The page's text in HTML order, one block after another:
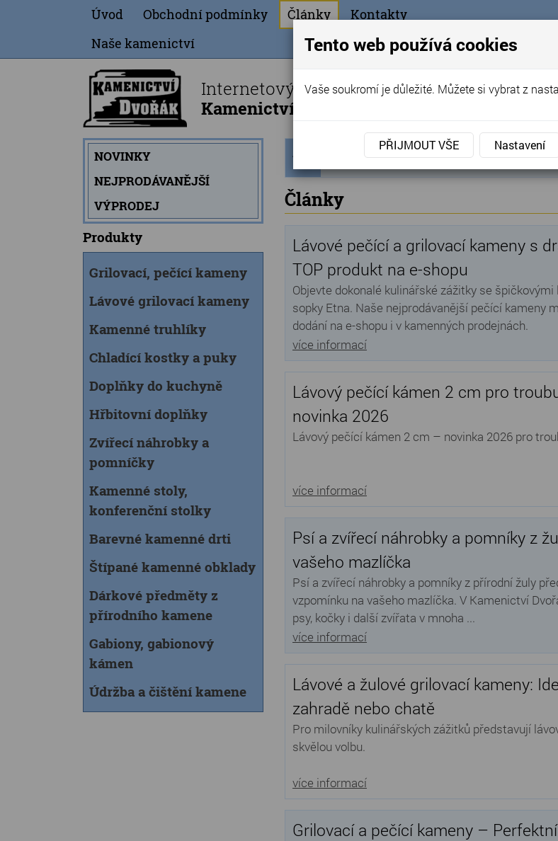
Úvod Obchodní podmínky Články
Kontakty
Naše kamenictví
Internetový obchod
Kamenictví Dvořák - Telč
NOVINKY
NEJPRODÁVANĚJŠÍ
VÝPRODEJ
Produkty
Grilovací, pečící kameny
Lávové grilovací kameny
Kamenné truhlíky
Chladící kostky a puky
Doplňky do kuchyně
Hřbitovní doplňky
Zvířecí náhrobky a
pomníčky
Kamenné stoly,
konferenční stolky
Barevné kamenné drti
Štípané kamenné obklady
Dárkové předměty z
přírodního kamene
Gabiony, gabionový
kámen
Údržba a čištění kamene
stránka
Články
Lávové pečící a grilovací kameny s
TOP produkt na e-shopu
Objevte dokonalé kulinářské zážitky se
sopky Etna. Naše nejprodávanější pečící kameny
dodání na e-shopu i v kamenných prodejnách.
více informací
Lávový pečící kámen 2 cm pro
novinka 2026
Lávový pečící kámen 2 cm – novinka 2026 pro
více informací
Psí a zvířecí náhrobky a pomníky z
vašeho mazlíčka
Psí a zvířecí náhrobky a pomníky z přírodní žuly
vzpomínku na vašeho mazlíčka. V Kamenictví
psy, kočky i další zvířata v mnoha ...
více informací
Lávové a žulové grilovací kameny:
zahradě nebo chatě
Pro milovníky kulinářských zážitků představují
skvělou volbu.
více informací
Grilovací a pečící kameny –
Tento web používá cookies
Vaše soukromí je důležité. Můžete si vybrat z
PŘIJMOUT VŠE Nastavení